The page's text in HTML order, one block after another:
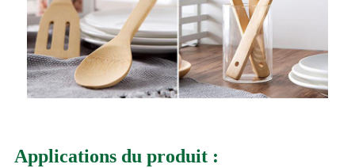
Applications du produit :